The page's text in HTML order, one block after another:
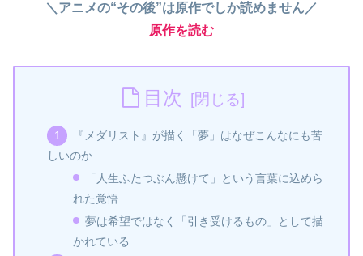
＼アニメの“その後”は原作でしか読めません／
原作を読む
目次
『メダリスト』が描く「夢」はなぜこんなにも苦
しいのか
「人生ふたつぶん懸けて」という言葉に込めら
れた覚悟
夢は希望ではなく「引き受けるもの」として描
かれている